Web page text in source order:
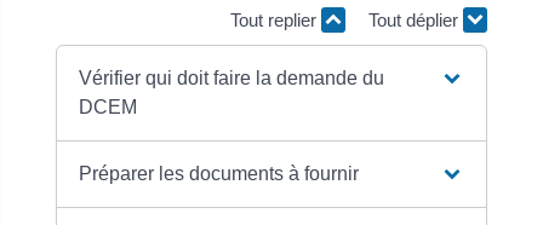
Tout replier Tout déplier
Vérifier qui doit faire la demande du
DCEM
Préparer les documents à fournir